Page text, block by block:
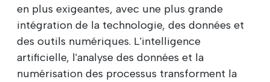
en plus exigeantes, avec une plus grande
intégration de la technologie, des données et
des outils numériques. L'intelligence
artificielle, l'analyse des données et la
numérisation des processus transforment la